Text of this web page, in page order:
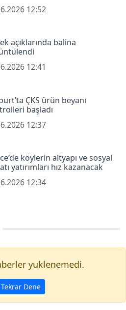
12:52
açıklarında balina
12:41
ÇKS ürün beyanı
başladı
12:37
köylerin altyapı ve sosyal
yatırımları hız kazanacak
12:34
yuklenemedi.
Tekrar Dene